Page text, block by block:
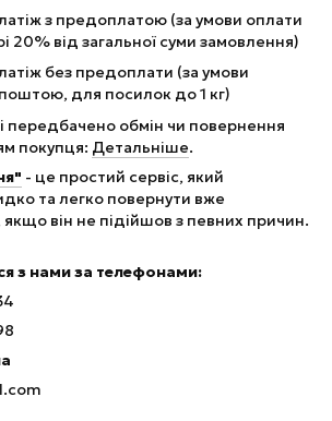
з предоплатою (за умови оплати
20% від загальної суми замовлення)
без предоплати (за умови
для посилок до 1 кг)
передбачено обмін чи повернення
покупця: Детальніше.
- це простий сервіс, який
та легко повернути вже
він не підійшов з певних причин.
з нами за телефонами: